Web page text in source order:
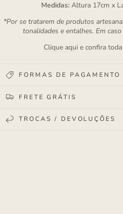
Medidas: Altura 17cm x
*Por se tratarem de produtos
tonalidades e entalhes. Em
Clique aqui e confira
FORMAS DE PAGAMENTO
FRETE GRÁTIS
TROCAS / DEVOLUÇÕES